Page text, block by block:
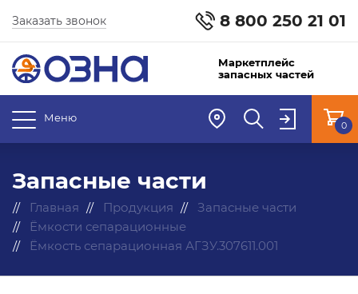
8 800 250 21 01
Заказать звонок
Маркетплейс
запасных частей
Меню
0
Запасные части
Главная Продукция
Запасные части
Ёмкости сепарационные
Ёмкость сепарационная АГЗУ.307611.001